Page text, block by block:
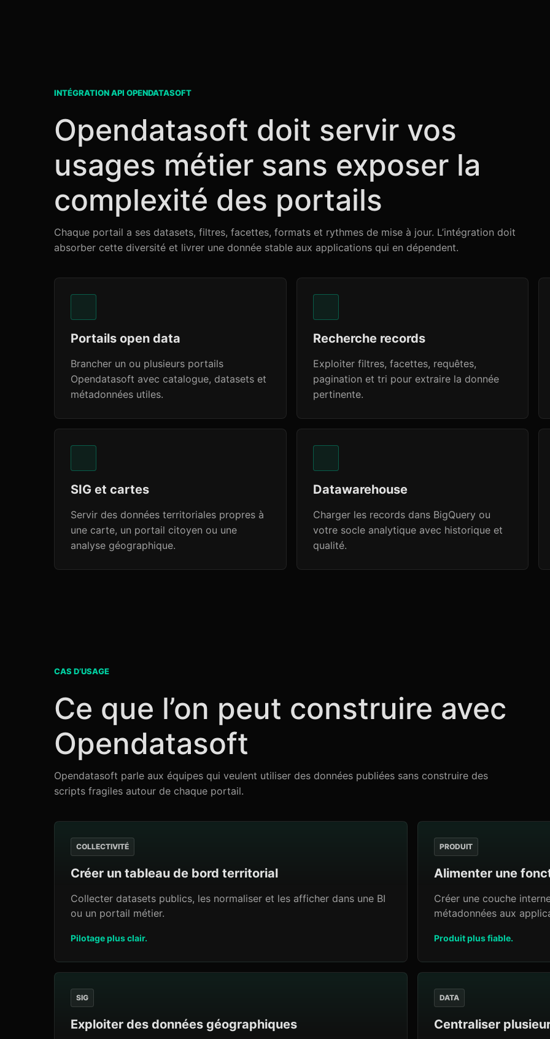
INTÉGRATION API OPENDATASOFT
Opendatasoft doit servir vos
usages métier sans exposer la
complexité des portails
Chaque portail a ses datasets, filtres, facettes, formats et rythmes de mise à jour. L’intégration doit
absorber cette diversité et livrer une donnée stable aux applications qui en dépendent.
Portails open data
Brancher un ou plusieurs portails
Opendatasoft avec catalogue, datasets et
métadonnées utiles.
Recherche records
Exploiter filtres, facettes, requêtes,
pagination et tri pour extraire la donnée
pertinente.
SIG et cartes
Servir des données territoriales propres à
une carte, un portail citoyen ou une
analyse géographique.
Datawarehouse
Charger les records dans BigQuery ou
votre socle analytique avec historique et
qualité.
CAS D’USAGE
Ce que l’on peut construire avec
Opendatasoft
Opendatasoft parle aux équipes qui veulent utiliser des données publiées sans construire des
scripts fragiles autour de chaque portail.
COLLECTIVITÉ
Créer un tableau de bord territorial
Collecter datasets publics, les normaliser et les afficher dans une BI
ou un portail métier.
Pilotage plus clair.
PRODUIT
Alimenter une
Créer une couche
métadonnées aux
Produit plus fiable.
SIG
Exploiter des données géographiques
DATA
Centraliser